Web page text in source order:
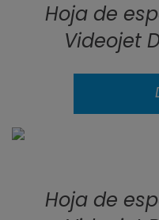
Hoja de
Videojet
Hoja de